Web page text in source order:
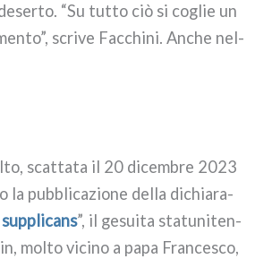
“Su tut­to ciò si coglie un
scri­ve Facchini. Anche nel­
scat­ta­ta il 20 dicem­bre 2023
la pub­bli­ca­zio­ne del­la dichia­ra­
”, il gesui­ta sta­tu­ni­ten­
mol­to vici­no a papa Francesco,